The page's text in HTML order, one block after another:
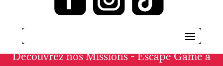
Une malle, des énigmes, 60 minutes
pour mener à bien votre mission !
Découvrez nos Missions - Escape Game à